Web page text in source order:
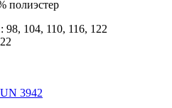
полиэстер
: 98, 104, 110, 116, 122